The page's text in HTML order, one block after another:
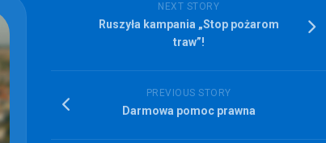
NEXT STORY
Ruszyła kampania „Stop pożarom
traw”!
PREVIOUS STORY
Darmowa pomoc prawna